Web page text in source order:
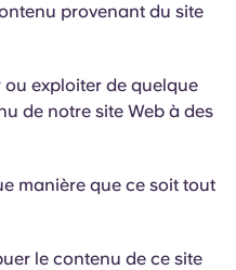
provenant du site
exploiter de quelque
de notre site Web à des
manière que ce soit tout
le contenu de ce site